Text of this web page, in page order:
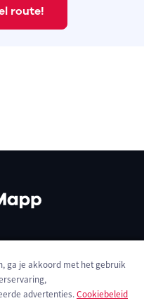
route!
Cookies
ga je akkoord met het gebruik
advertenties.Cookiebeleid